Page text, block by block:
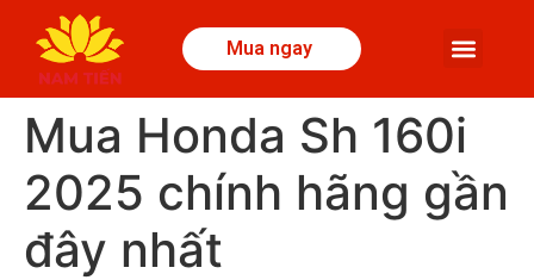
Mua ngay
Mua Honda Sh 160i
2025 chính hãng gần
đây nhất